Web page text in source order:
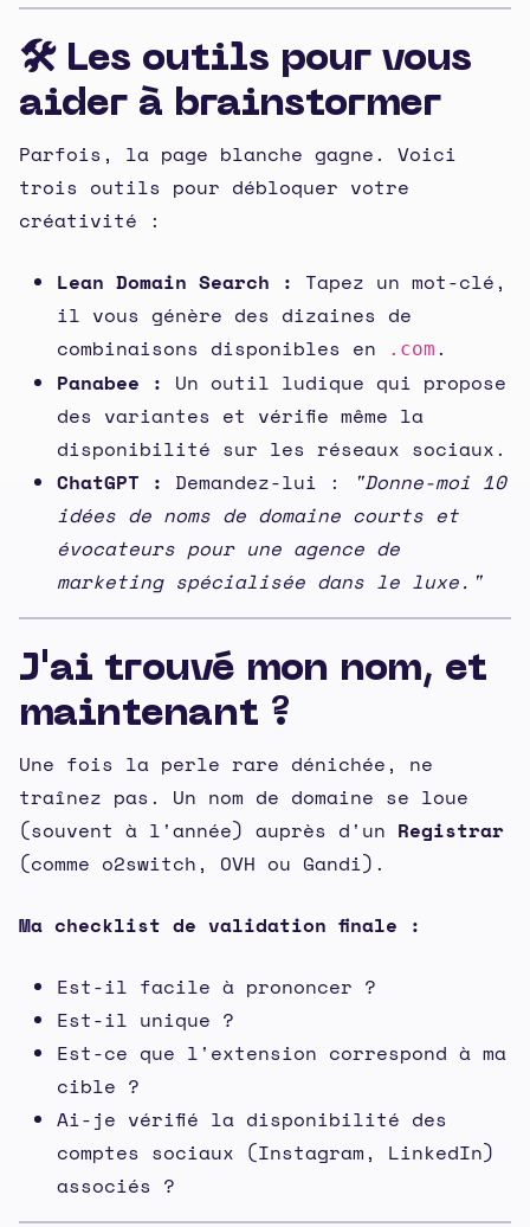
🛠 Les outils pour vous
aider à brainstormer
Parfois, la page blanche gagne. Voici
trois outils pour débloquer votre
créativité :
Lean Domain Search : Tapez un mot-clé,
il vous génère des dizaines de
combinaisons disponibles en
.com .
Panabee : Un outil ludique qui propose
des variantes et vérifie même la
disponibilité sur les réseaux sociaux.
ChatGPT : Demandez-lui :
"Donne-moi 10
idées de noms de domaine courts et
évocateurs pour une agence de
marketing spécialisée dans le luxe."
J'ai trouvé mon nom, et
maintenant ?
Une fois la perle rare dénichée, ne
traînez pas. Un nom de domaine se loue
(souvent à l'année) auprès d'un Registrar
(comme o2switch, OVH ou Gandi).
Ma checklist de validation finale :
Est-il facile à prononcer ?
Est-il unique ?
Est-ce que l'extension correspond à ma
cible ?
Ai-je vérifié la disponibilité des
comptes sociaux (Instagram, LinkedIn)
associés ?